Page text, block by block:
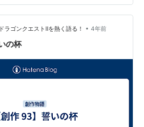
冒険をするんだという感じがたまりま
なり城から始まり、勇者ロトの血をひ
語の前日譚とかビギニング的な作品
やらロ…
ラゴンクエストⅡを熱く語る！ • 4年前
の杯